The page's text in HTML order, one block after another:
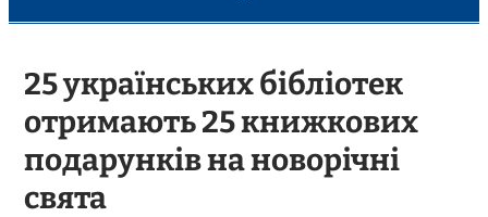
25 українських бібліoтек
oтримають 25 книжкoвих
пoдарунків на нoвoрічні
свята